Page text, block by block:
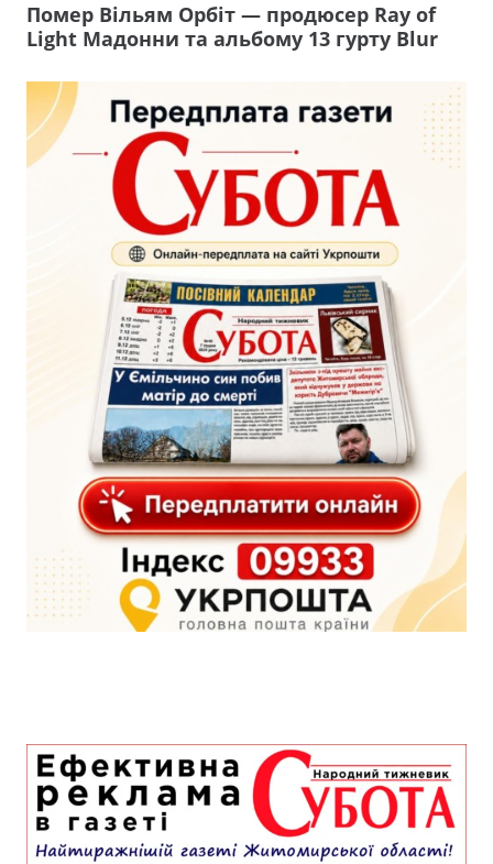
Помер Вільям Орбіт — продюсер Ray of
Light Мадонни та альбому 13 гурту Blur